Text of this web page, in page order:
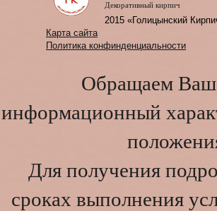
Декоративный кирпич
2015 «Голицынский
Карта сайта
Политика конфинденциальности
Обращаем
информационный
Для получения
сроках выполнения